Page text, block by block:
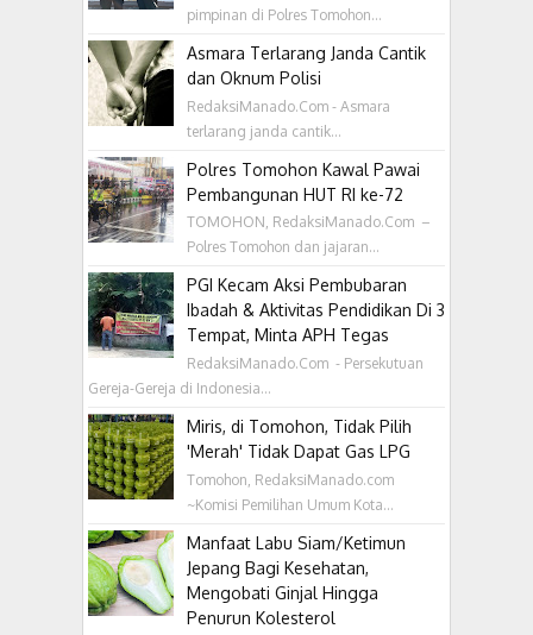
pimpinan di Polres Tomohon...
Asmara Terlarang Janda Cantik
dan Oknum Polisi
RedaksiManado.Com - Asmara
terlarang janda cantik...
Polres Tomohon Kawal Pawai
Pembangunan HUT RI ke-72
TOMOHON, RedaksiManado.Com –
Polres Tomohon dan jajaran...
PGI Kecam Aksi Pembubaran
Ibadah & Aktivitas Pendidikan Di 3
Tempat, Minta APH Tegas
RedaksiManado.Com - Persekutuan
Gereja-Gereja di Indonesia...
Miris, di Tomohon, Tidak Pilih
'Merah' Tidak Dapat Gas LPG
Tomohon, RedaksiManado.com
~Komisi Pemilihan Umum Kota...
Manfaat Labu Siam/Ketimun
Jepang Bagi Kesehatan,
Mengobati Ginjal Hingga
Penurun Kolesterol